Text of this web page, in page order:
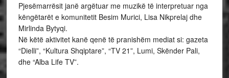
Pjesëmarrësit janë argëtuar me muzikë të interpretuar nga
këngëtarët e komunitetit Besim Murici, Lisa Nikprelaj dhe
Mirlinda Bytyqi.
Në këtë aktivitet kanë qenë të pranishëm mediat si: gazeta
“Dielli”, “Kultura Shqiptare”, “TV 21”, Lumi, Skënder Pali,
dhe “Alba Life TV”.